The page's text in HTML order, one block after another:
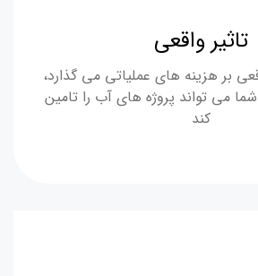
تاثیر واقعی
بر هزینه های عملیاتی می گذارد،
100٪ پول شما می تواند پروژه های آب را تامین
کند